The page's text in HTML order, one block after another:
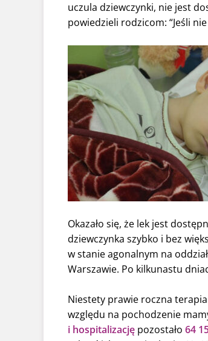
uczula dziewczynki, nie jest
powiedzieli rodzicom: “Jeśli
Okazało się, że lek jest
dziewczynka szybko i bez
w stanie agonalnym na
Warszawie. Po kilkunastu
Niestety prawie roczna
względu na pochodzenie
i hospitalizację pozostało 64